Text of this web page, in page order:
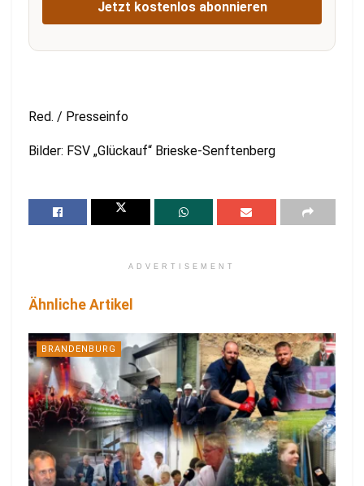
Jetzt kostenlos abonnieren
Red. / Presseinfo
Bilder: FSV „Glückauf“ Brieske-Senftenberg
ADVERTISEMENT
Ähnliche Artikel
BRANDENBURG